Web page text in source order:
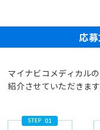
応
マイナビコメディカル
紹介させていただきます